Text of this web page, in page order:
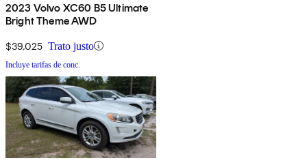
2023 Volvo XC60 B5 Ultimate
Bright Theme AWD
$39,025 Trato justo
Incluye tarifas de conc.